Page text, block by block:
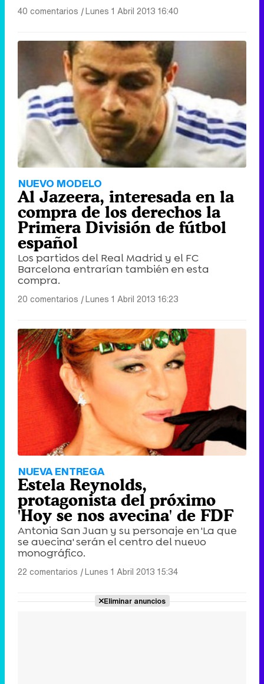
40 comentarios |Lunes 1 Abril 2013 16:40
NUEVO MODELO
Al Jazeera, interesada en la
compra de los derechos la
Primera División de fútbol
español
Los partidos del Real Madrid y el FC
Barcelona entrarían también en esta
compra.
20 comentarios |Lunes 1 Abril 2013 16:23
NUEVA ENTREGA
Estela Reynolds,
protagonista del próximo
'Hoy se nos avecina' de FDF
Antonia San Juan y su personaje en 'La que
se avecina' serán el centro del nuevo
monográfico.
22 comentarios |Lunes 1 Abril 2013 15:34
Eliminar anuncios